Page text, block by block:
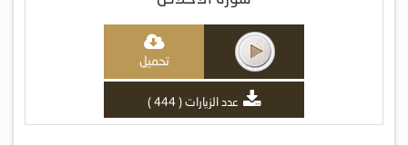
تحميل
عدد الزيارات ( 444 )